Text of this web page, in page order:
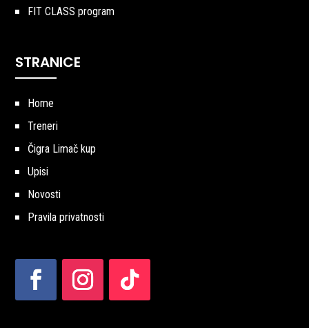
FIT CLASS program
STRANICE
Home
Treneri
Čigra Limač kup
Upisi
Novosti
Pravila privatnosti